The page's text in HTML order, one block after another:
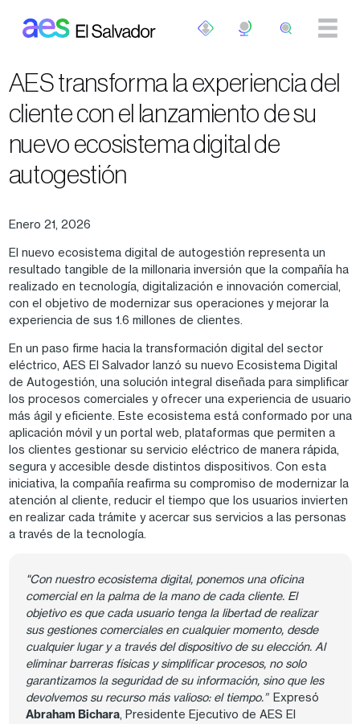
AES transforma la experiencia del
cliente con el lanzamiento de su
nuevo ecosistema digital de
autogestión
Enero 21, 2026
El nuevo ecosistema digital de autogestión representa un
resultado tangible de la millonaria inversión que la compañía ha
realizado en tecnología, digitalización e innovación comercial,
con el objetivo de modernizar sus operaciones y mejorar la
experiencia de sus 1.6 millones de clientes.
En un paso firme hacia la transformación digital del sector
eléctrico, AES El Salvador lanzó su nuevo Ecosistema Digital
de Autogestión, una solución integral diseñada para simplificar
los procesos comerciales y ofrecer una experiencia de usuario
más ágil y eficiente. Este ecosistema está conformado por una
aplicación móvil y un portal web, plataformas que permiten a
los clientes gestionar su servicio eléctrico de manera rápida,
segura y accesible desde distintos dispositivos. Con esta
iniciativa, la compañía reafirma su compromiso de modernizar la
atención al cliente, reducir el tiempo que los usuarios invierten
en realizar cada trámite y acercar sus servicios a las personas
a través de la tecnología.
"Con nuestro ecosistema digital, ponemos una oficina
comercial en la palma de la mano de cada cliente. El
objetivo es que cada usuario tenga la libertad de realizar
sus gestiones comerciales en cualquier momento, desde
cualquier lugar y a través del dispositivo de su elección. Al
eliminar barreras físicas y simplificar procesos, no solo
garantizamos la seguridad de su información, sino que les
devolvemos su recurso más valioso: el tiempo.” Expresó
Abraham Bichara, Presidente Ejecutivo de AES El